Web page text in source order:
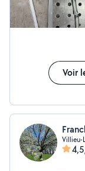
Voir
Villieu-